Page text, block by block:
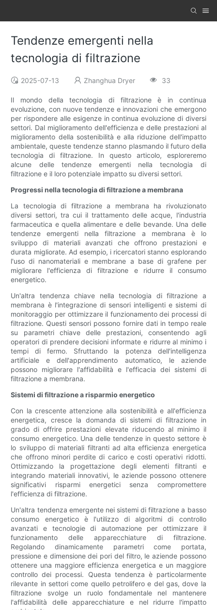
Tendenze emergenti nella
tecnologia di filtrazione
2025-07-13 Zhanghua Dryer 33
Il mondo della tecnologia di filtrazione è in continua
evoluzione, con nuove tendenze e innovazioni che emergono
per rispondere alle esigenze in continua evoluzione di diversi
settori. Dal miglioramento dell'efficienza e delle prestazioni al
miglioramento della sostenibilità e alla riduzione dell'impatto
ambientale, queste tendenze stanno plasmando il futuro della
tecnologia di filtrazione. In questo articolo, esploreremo
alcune delle tendenze emergenti nella tecnologia di
filtrazione e il loro potenziale impatto su diversi settori.
Progressi nella tecnologia di filtrazione a membrana
La tecnologia di filtrazione a membrana ha rivoluzionato
diversi settori, tra cui il trattamento delle acque, l'industria
farmaceutica e quella alimentare e delle bevande. Una delle
tendenze emergenti nella filtrazione a membrana è lo
sviluppo di materiali avanzati che offrono prestazioni e
durata migliorate. Ad esempio, i ricercatori stanno esplorando
l'uso di nanomateriali e membrane a base di grafene per
migliorare l'efficienza di filtrazione e ridurre il consumo
energetico.
Un'altra tendenza chiave nella tecnologia di filtrazione a
membrana è l'integrazione di sensori intelligenti e sistemi di
monitoraggio per ottimizzare il funzionamento dei processi di
filtrazione. Questi sensori possono fornire dati in tempo reale
su parametri chiave delle prestazioni, consentendo agli
operatori di prendere decisioni informate e ridurre al minimo i
tempi di fermo. Sfruttando la potenza dell'intelligenza
artificiale e dell'apprendimento automatico, le aziende
possono migliorare l'affidabilità e l'efficacia dei sistemi di
filtrazione a membrana.
Sistemi di filtrazione a risparmio energetico
Con la crescente attenzione alla sostenibilità e all'efficienza
energetica, cresce la domanda di sistemi di filtrazione in
grado di offrire prestazioni elevate riducendo al minimo il
consumo energetico. Una delle tendenze in questo settore è
lo sviluppo di materiali filtranti ad alta efficienza energetica
che offrono minori perdite di carico e costi operativi ridotti.
Ottimizzando la progettazione degli elementi filtranti e
integrando materiali innovativi, le aziende possono ottenere
significativi risparmi energetici senza compromettere
l'efficienza di filtrazione.
Un'altra tendenza emergente nei sistemi di filtrazione a basso
consumo energetico è l'utilizzo di algoritmi di controllo
avanzati e tecnologie di automazione per ottimizzare il
funzionamento delle apparecchiature di filtrazione.
Regolando dinamicamente parametri come portata,
pressione e dimensione dei pori del filtro, le aziende possono
ottenere una maggiore efficienza energetica e un maggiore
controllo dei processi. Questa tendenza è particolarmente
rilevante in settori come quello petrolifero e del gas, dove la
filtrazione svolge un ruolo fondamentale nel mantenere
l'affidabilità delle apparecchiature e nel ridurre l'impatto